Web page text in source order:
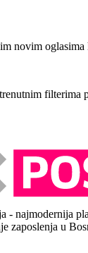
novim oglasima
filterima
- najmodernija
zaposlenja u